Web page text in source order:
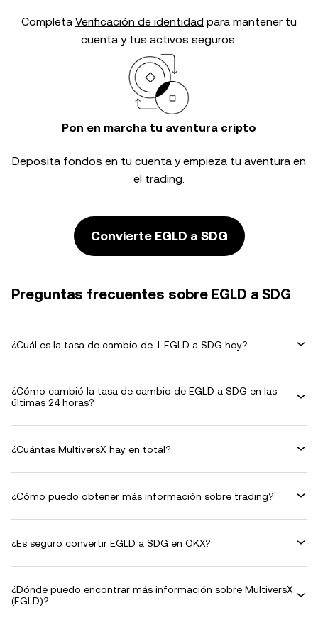
Completa Verificación de identidad para mantener tu
cuenta y tus activos seguros.
Pon en marcha tu aventura cripto
Deposita fondos en tu cuenta y empieza tu aventura en
el trading.
Convierte EGLD a SDG
Preguntas frecuentes sobre EGLD a SDG
¿Cuál es la tasa de cambio de 1 EGLD a SDG hoy?
¿Cómo cambió la tasa de cambio de EGLD a SDG en las
últimas 24 horas?
¿Cuántas MultiversX hay en total?
¿Cómo puedo obtener más información sobre trading?
¿Es seguro convertir EGLD a SDG en OKX?
¿Dónde puedo encontrar más información sobre MultiversX
(EGLD)?